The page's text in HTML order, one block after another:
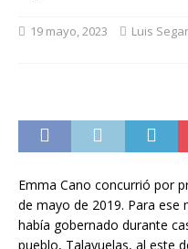
19 mayo, 2023 Luis
Emma Cano concurrió por
de mayo de 2019. Para
había gobernado durante
pueblo, Talayuelas, al este